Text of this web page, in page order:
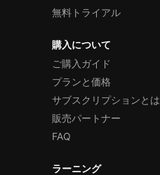
無料トライアル
購入について
ご購入ガイド
プランと価格
サブスクリプションとは
販売パートナー
FAQ
ラーニング